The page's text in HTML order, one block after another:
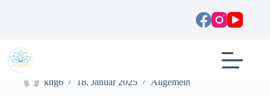
Meditation: Wege zu innerer Ruhe und Wohlbefinden
khg6 18. Januar 2025 Allgemein